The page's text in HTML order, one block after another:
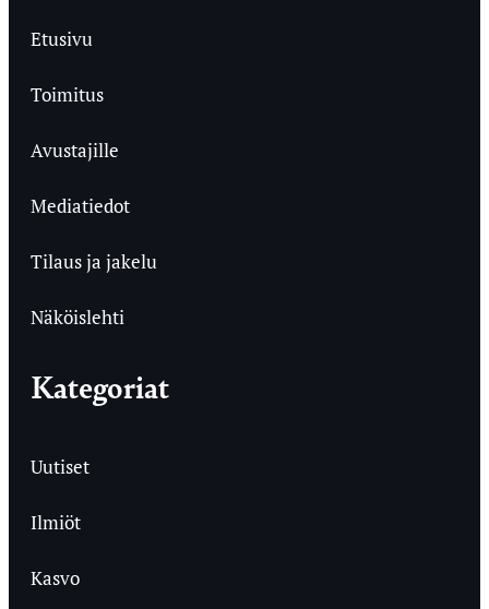
Etusivu
Toimitus
Avustajille
Mediatiedot
Tilaus ja jakelu
Näköislehti
Kategoriat
Uutiset
Ilmiöt
Kasvo